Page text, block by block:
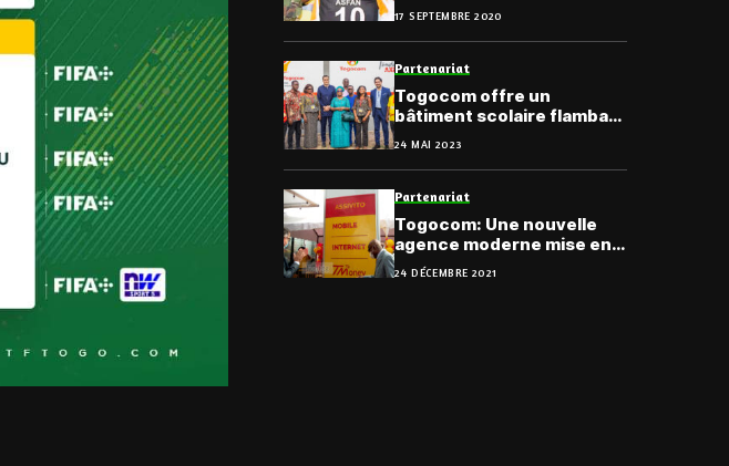
17 SEPTEMBRE 2020
Partenariat
Togocom offre un
bâtiment scolaire flambant
neuf à l’EPP Kolowaré
24 MAI 2023
Partenariat
Togocom: Une nouvelle
agence moderne mise en
service à Assivito
24 DÉCEMBRE 2021